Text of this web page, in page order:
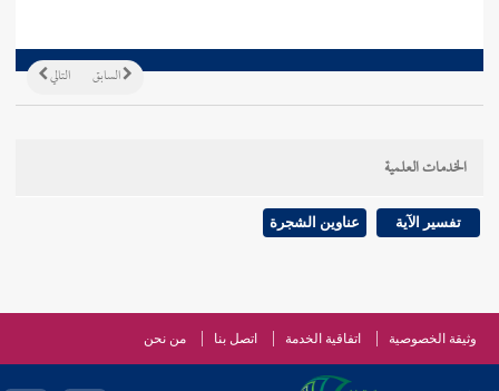
التالي السابق
الخدمات العلمية
تفسير الآية عناوين الشجرة
وثيقة الخصوصية اتفاقية الخدمة اتصل بنا من نحن